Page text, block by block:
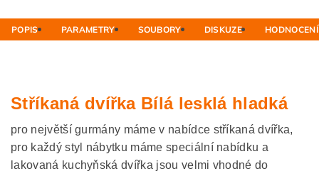
POPIS PARAMETRY SOUBORY DISKUZE HODNOCENÍ
Stříkaná dvířka Bílá lesklá hladká
pro největší gurmány máme v nabídce stříkaná dvířka,
pro každý styl nábytku máme speciální nabídku a
lakovaná kuchyňská dvířka jsou velmi vhodné do